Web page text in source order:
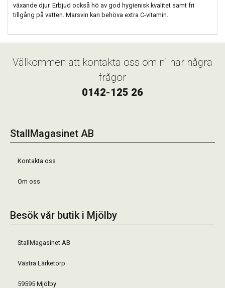
växande djur. Erbjud också hö av god hygienisk kvalitet samt fri
tillgång på vatten. Marsvin kan behöva extra C-vitamin.
Välkommen att kontakta oss om ni har några
frågor
0142-125 26
StallMagasinet AB
Kontakta oss
Om oss
Besök vår butik i Mjölby
StallMagasinet AB
Västra Lärketorp
59595 Mjölby